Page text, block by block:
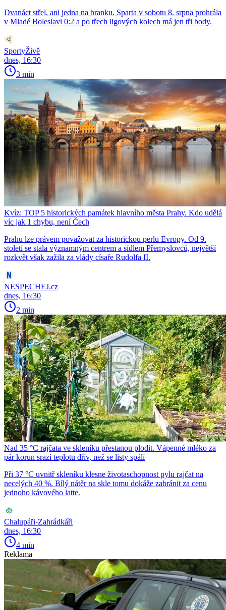
Dvanáct střel, ani jedna na branku. Sparta v sobotu 8. srpna prohrála
v Mladé Boleslavi 0:2 a po třech ligových kolech má jen tři body.
SportyŽivě
dnes, 16:30
3 min
Kvíz: TOP 5 historických památek hlavního města Prahy. Kdo udělá
víc jak 1 chybu, není Čech
Prahu lze právem považovat za historickou perlu Evropy. Od 9.
století se stala významným centrem a sídlem Přemyslovců, největší
rozkvět však zažila za vlády císaře Rudolfa II.
NESPECHEJ.cz
dnes, 16:30
2 min
Nad 35 °C rajčata ve skleníku přestanou plodit. Vápenné mléko za
pár korun srazí teplotu dřív, než se listy spálí
Při 37 °C uvnitř skleníku klesne životaschopnost pylu rajčat na
necelých 40 %. Bílý nátěr na skle tomu dokáže zabránit za cenu
jednoho kávového latte.
Chalupáři-Zahrádkáři
dnes, 16:30
4 min
Reklama